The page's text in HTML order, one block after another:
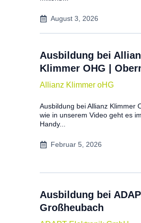
August 3, 2026
Ausbildung bei
Klimmer OHG |
Allianz Klimmer oHG
Ausbildung bei Allianz Klimmer
wie in unserem Video geht es
Handy...
Februar 5, 2026
Ausbildung bei
Großheubach